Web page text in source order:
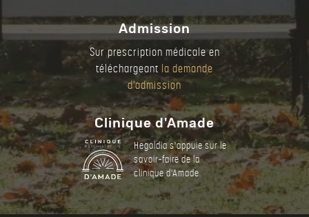
Admission
Sur prescription médicale en
téléchargeant la demande
d'admission
Clinique d'Amade
Hegaldia s'appuie sur le
savoir-faire de la
clinique d'Amade.